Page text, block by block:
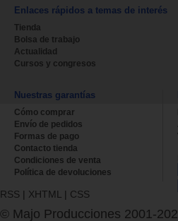
Enlaces rápidos a temas de interés
Tienda
Bolsa de trabajo
Actualidad
Cursos y congresos
Nuestras garantías
Cómo comprar
Envío de pedidos
Formas de pago
Contacto tienda
Condiciones de venta
Política de devoluciones
RSS | XHTML | CSS
© Majo Producciones 2001-